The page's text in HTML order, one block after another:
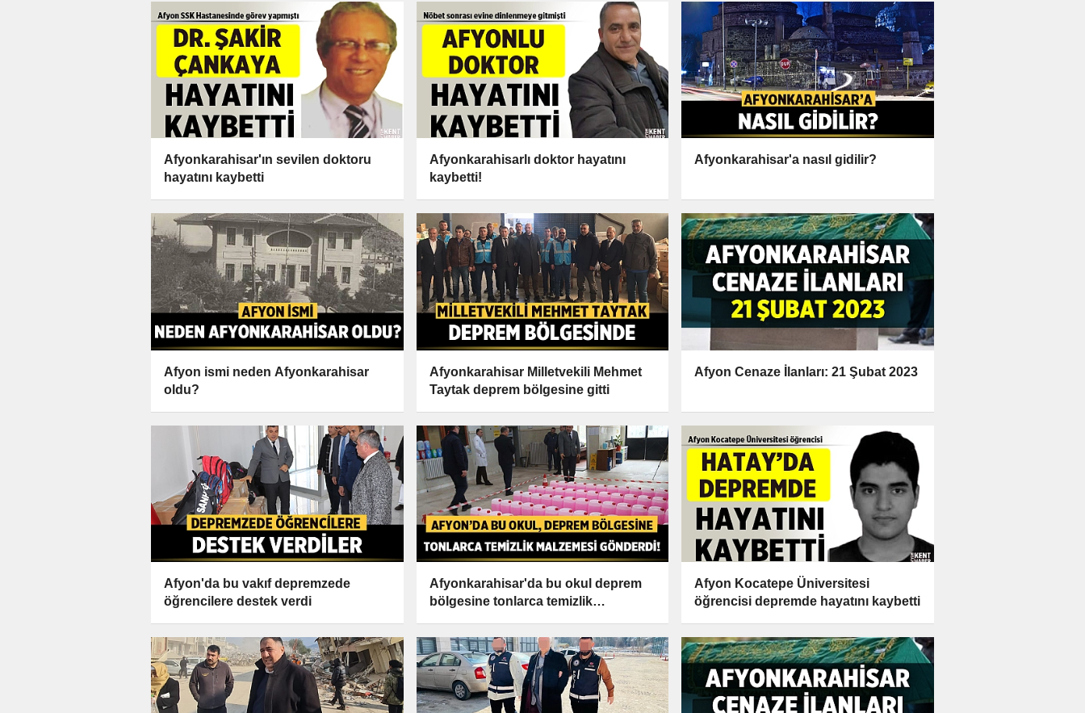
Afyonkarahisar'ın sevilen doktoru
hayatını kaybetti
Afyonkarahisarlı doktor hayatını
kaybetti!
Afyonkarahisar'a nasıl gidilir?
Afyon ismi neden Afyonkarahisar
oldu?
Afyonkarahisar Milletvekili Mehmet
Taytak deprem bölgesine gitti
Afyon Cenaze İlanları: 21 Şubat 2023
Afyon'da bu vakıf depremzede
öğrencilere destek verdi
Afyonkarahisar'da bu okul deprem
bölgesine tonlarca temizlik
Afyon Kocatepe Üniversitesi
öğrencisi depremde hayatını kaybetti